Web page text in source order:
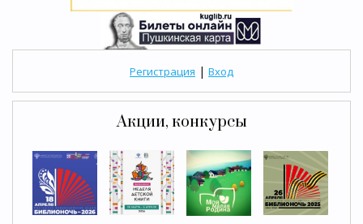
Регистрация | Вход
Акции, конкурсы